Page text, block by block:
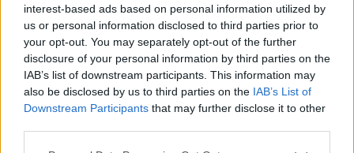
interest-based ads based on personal information utilized by
us or personal information disclosed to third parties prior to
your opt-out. You may separately opt-out of the further
disclosure of your personal information by third parties on the
IAB’s list of downstream participants. This information may
also be disclosed by us to third parties on the IAB’s List of
Downstream Participants that may further disclose it to other